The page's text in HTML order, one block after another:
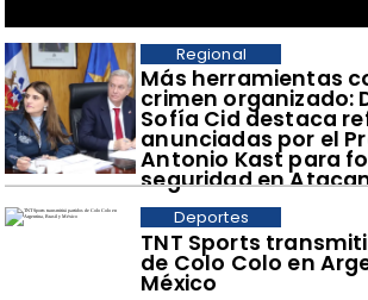
​Más herramientas
crimen organizado:
Sofía Cid destaca
anunciadas por el
Antonio Kast para
seguridad en
Regional
TNT Sports
de Colo Colo en
México
Deportes